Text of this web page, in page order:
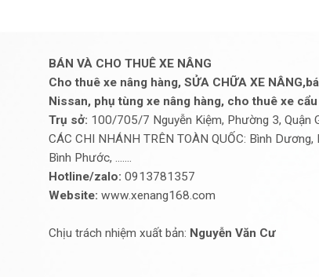
BÁN VÀ CHO THUÊ XE NÂNG
Cho thuê xe nâng hàng, SỬA CHỮA XE
Nissan, phụ tùng xe nâng hàng, cho thuê xe cẩu
Trụ sở: 100/705/7 Nguyễn Kiệm, Phường 3, Quận
CÁC CHI NHÁNH TRÊN TOÀN QUỐC: Bình
Bình Phước, .......
Hotline/zalo: 0913781357
Website: www.xenang168.com
Chịu trách nhiệm xuất bản: Nguyễn Văn Cư